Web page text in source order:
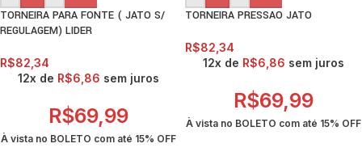
TORNEIRA PARA FONTE ( JATO S/
REGULAGEM) LIDER
R$82,34
12x de R$6,86 sem juros
R$69,99
À vista no BOLETO com até 15% OFF
TORNEIRA PRESSAO JATO
R$82,34
12x de R$6,86 sem juros
R$69,99
À vista no BOLETO com até 15% OFF